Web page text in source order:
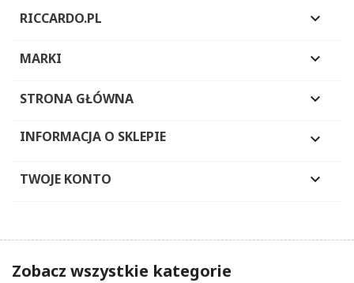
RICCARDO.PL 
MARKI 
STRONA GŁÓWNA 
INFORMACJA O SKLEPIE 
TWOJE KONTO 
Zobacz wszystkie kategorie